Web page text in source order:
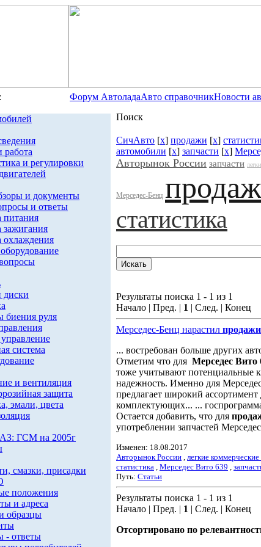
Форум АвтоладаАвто справочникНовости
работа
и регулировки
и документы
и ответы
питания
зажигания
охлаждения
биения руля
система
и вентиляция
защита
эмали, цвета
ГСМ на 2005г
смазки, присадки
положения
и адреса
образцы
- ответы
Поиск
СичАвто [x] продажи [x]
автомобили [x] запчасти [x]
Авторынок России запчасти
Мерседес-Бенц
статистика
Результаты поиска 1 - 1 из 1
Начало | Пред. | 1 | След. | Конец
Мерседес-Бенц нарастил продажи
... востребован больше других
Отметим что для Мерседес Вито
тоже учитывают потенциальные
надежность. Именно для
предлагает широкий ассортимент
комплектующих... ...
Остается добавить, что для
употреблении запчастей
Изменен: 18.08.2017
Авторынок России , легкие
статистика , Мерседес Вито 639 ,
Путь: Статьи
Результаты поиска 1 - 1 из 1
Начало | Пред. | 1 | След. | Конец
Отсортировано по